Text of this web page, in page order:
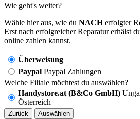
Wie geht's weiter?
Wähle hier aus, wie du NACHerfolgter
Erst nach erfolgreicher Reparatur erhälst
online zahlen kannst.
Überweisung
Paypal Paypal Zahlungen
Welche Filiale möchtest du auswählen?
Handystore.at (B&Co GmbH)
Österreich
Zurück Auswählen